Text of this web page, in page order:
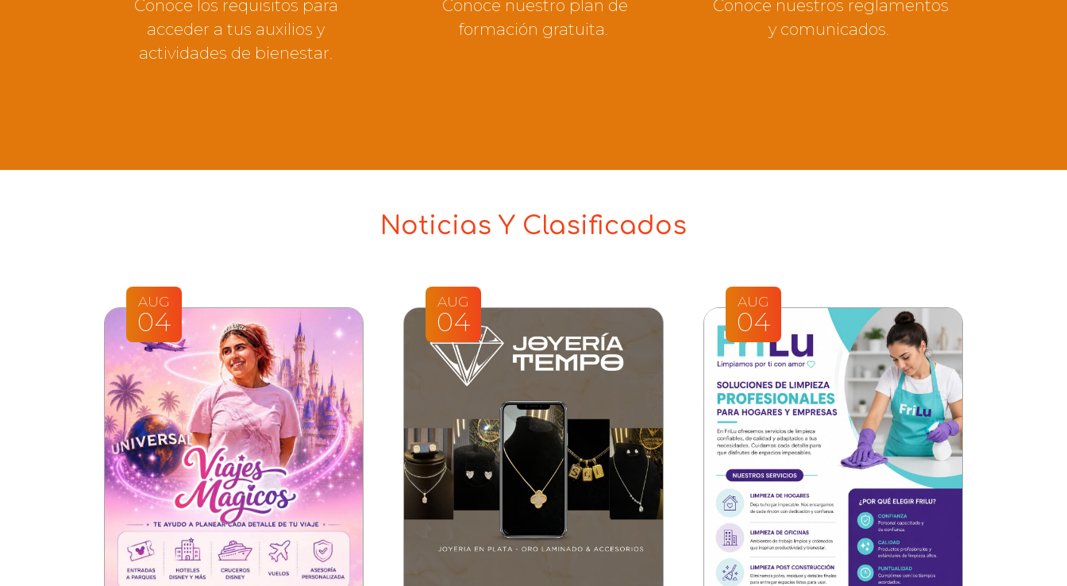
Conoce los requisitos para
acceder a tus auxilios y
actividades de bienestar.
Conoce nuestro plan de
formación gratuita.
Conoce nuestros reglamentos
y comunicados.
Noticias Y Clasificados
AUG
04
AUG
04
AUG
04